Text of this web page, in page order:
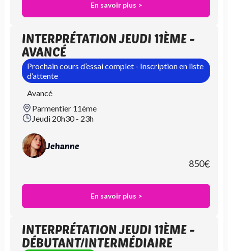
En savoir plus >
INTERPRÉTATION JEUDI 11ÈME -
AVANCÉ
Prochain cours d’essai complet - Inscription en liste
d’attente
Avancé
Parmentier 11ème
Jeudi 20h30 - 23h
Jehanne
850€
En savoir plus >
INTERPRÉTATION JEUDI 11ÈME -
DÉBUTANT/INTERMÉDIAIRE